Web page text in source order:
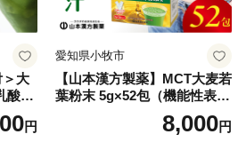
＞大
酸菌
本
円
愛知県小牧市
【山本漢方製薬】MCT大麦若
葉粉末 5g×52包（機能性表示
8,000円